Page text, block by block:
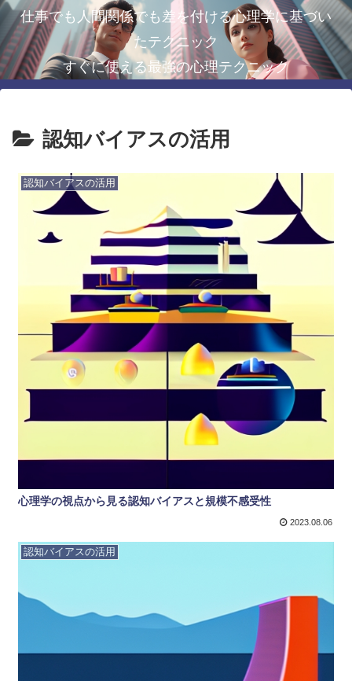
仕事でも人間関係でも差を付ける心理学に基づい
たテクニック
すぐに使える最強の心理テクニック
認知バイアスの活用
認知バイアスの活用
心理学の視点から見る認知バイアスと規模不感受性
2023.08.06
認知バイアスの活用